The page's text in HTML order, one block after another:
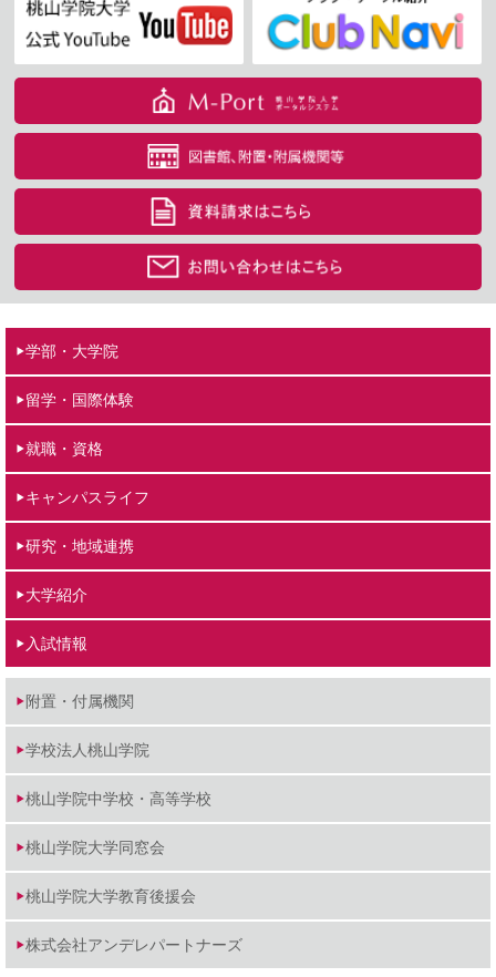
学部・大学院
留学・国際体験
就職・資格
キャンパスライフ
研究・地域連携
大学紹介
入試情報
附置・付属機関
学校法人桃山学院
桃山学院中学校・高等学校
桃山学院大学同窓会
桃山学院大学教育後援会
株式会社アンデレパートナーズ